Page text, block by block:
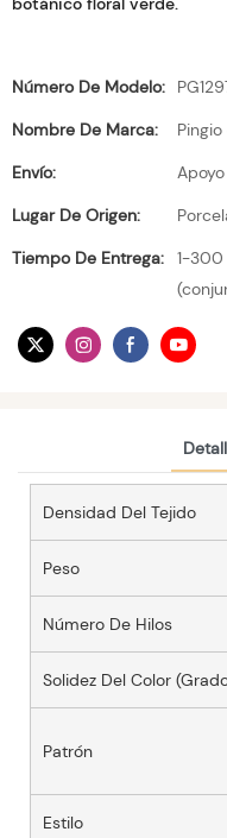
Número De Modelo:
Nombre De Marca:
Envío:
Lugar De Origen:
Tiempo De Entrega:
1-300
Densidad Del Tejido
Peso
Número De Hilos
Solidez Del Color
Patrón
Estilo